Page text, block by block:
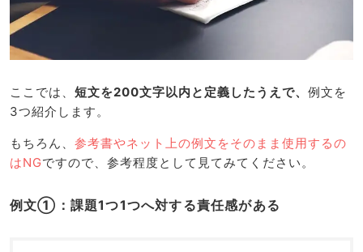
ここでは、 短文を200文字以内と定義したうえで、 例文を
3つ紹介します。
もちろん、 参考書やネット上の例文をそのまま使用するの
はNGですので、参考程度として見てみてください。
例文①：課題1つ1つへ対する責任感がある